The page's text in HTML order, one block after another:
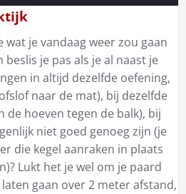
wat je vandaag weer zou gaan
je pas als je al naast je
in altijd dezelfde oefening,
naar de mat), bij dezelfde
de hoeven tegen de balk), bij
niet goed genoeg zijn (je
die kegel aanraken in plaats
Lukt het je wel om je paard
gaan over 2 meter afstand,